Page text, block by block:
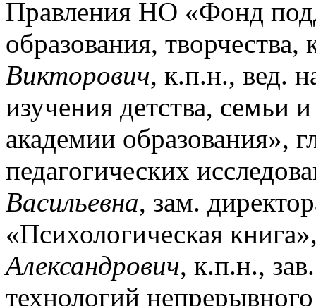
Правления НО «Фонд
образования,
Викторович, к.п.н., вед.
изучения детства, семьи
академии образования»,
педагогических
Васильевна, зам.
«Психологическая
Александрович, к.п.н.,
технологий